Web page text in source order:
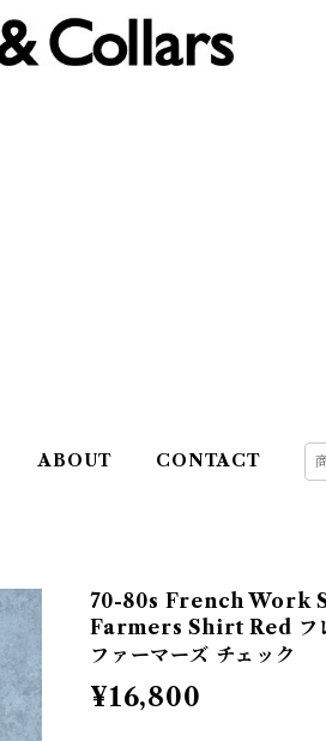
ABOUT CONTACT
70-80s French Work
Farmers Shirt Red フレ
ファーマーズ チェック
¥16,800